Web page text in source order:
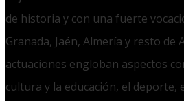
de historia y con una fuerte
Granada, Jaén, Almería y resto de
actuaciones engloban aspectos
cultura y la educación, el deporte,